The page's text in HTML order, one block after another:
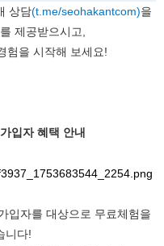
상담(t.me/seohakantcom)을
제공받으시고,
험을 시작해 보세요!
입자 혜택 안내
입자를 대상으로 무료체험을
니다!